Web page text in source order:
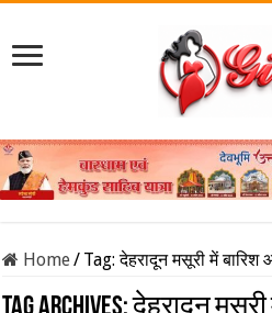
Home/ Tag:देहरादून मसूरी में बारिश